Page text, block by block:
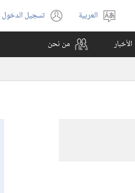
اختر
اللغة
العربية تسجيل الدخول
(يفتح
نافذة
الأخبار من نحن